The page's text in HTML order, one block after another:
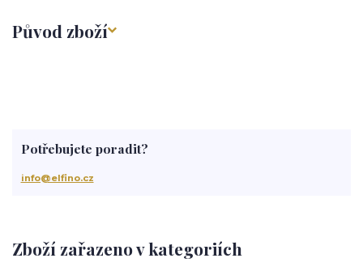
Původ zboží
Zboží zařazeno v kategoriích
Potřebujete poradit?
info@elfino.cz